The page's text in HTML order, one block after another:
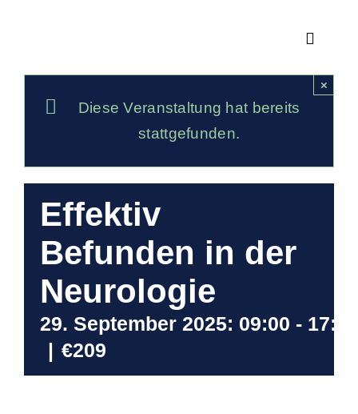
Toggle
Diese Veranstaltung hat bereits
stattgefunden.
×
Effektiv
Befunden in der
Neurologie
29. September 2025: 09:00 - 17:00
| €209